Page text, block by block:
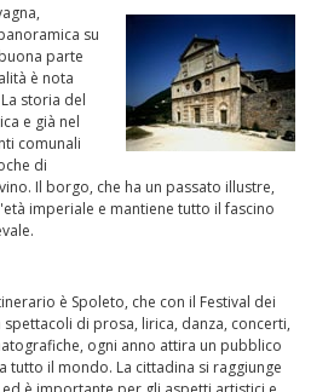
su
parte
è nota
storia del
e già nel
comunali
di
Il borgo, che ha un passato illustre,
imperiale e mantiene tutto il fascino
è Spoleto, che con il Festival dei
di prosa, lirica, danza, concerti,
ogni anno attira un pubblico
tutto il mondo. La cittadina si raggiunge